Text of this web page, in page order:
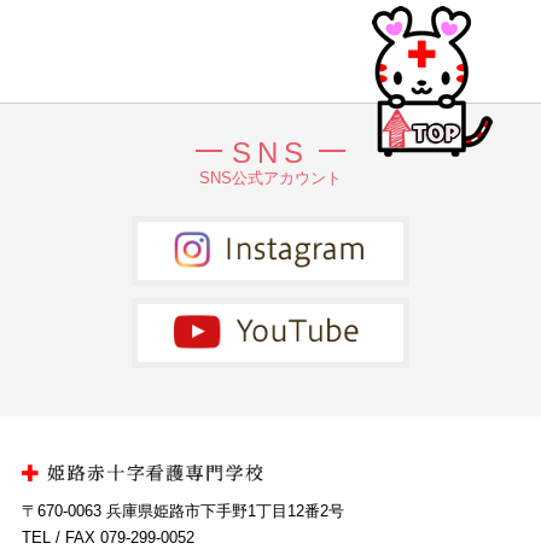
SNS
SNS公式アカウント
〒670-0063 兵庫県姫路市下手野1丁目12番2号
TEL / FAX 079-299-0052